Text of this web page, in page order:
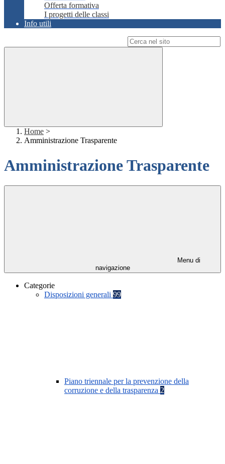
Offerta formativa
I progetti delle classi
Info utili
Home >
Amministrazione Trasparente
Amministrazione Trasparente
Menu di
navigazione
Categorie
Disposizioni generali 99
Piano triennale per la prevenzione della
corruzione e della trasparenza 2